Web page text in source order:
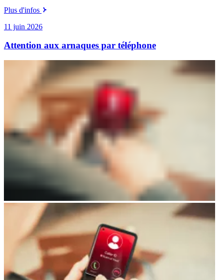
Plus d'infos
11 juin 2026
Attention aux arnaques par téléphone